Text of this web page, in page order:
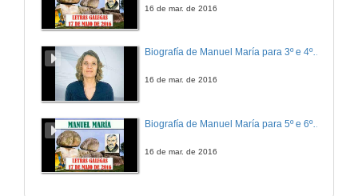
16 de mar. de 2016
Biografía de Manuel María para 3º e 4º de Educación Primaria
16 de mar. de 2016
Biografía de Manuel María para 5º e 6º de Educación Primaria
16 de mar. de 2016